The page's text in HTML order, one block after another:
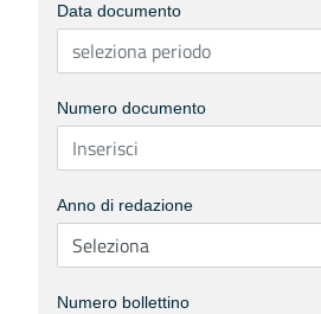
Data documento
Numero documento
Anno di redazione
Numero bollettino